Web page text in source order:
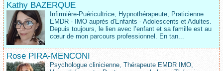
Kathy BAZERQUE
Infirmière-Puéricultrice, Hypnothérapeute, Praticienne
EMDR - IMO auprès d'Enfants - Adolescents et Adultes.
Depuis toujours, le lien avec l’enfant et sa famille est au
cœur de mon parcours professionnel. En tan...
Rose PIRA-MENCONI
Psychologue clinicienne, Thérapeute EMDR IMO,